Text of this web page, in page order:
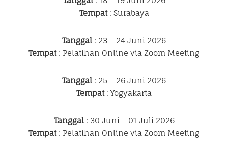
Tempat: Surabaya
Tanggal : 23 – 24 Juni 2026
Tempat: Pelatihan Online via Zoom Meeting
Tanggal : 25 – 26 Juni 2026
Tempat: Yogyakarta
Tanggal: 30 Juni – 01 Juli 2026
Tempat: Pelatihan Online via Zoom Meeting